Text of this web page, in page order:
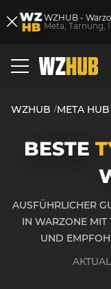
WZHUB -
Meta, Tarnung,
WZHUB META HUB
BESTE
AUSFÜHRLICHER
IN WARZONE MIT
UND